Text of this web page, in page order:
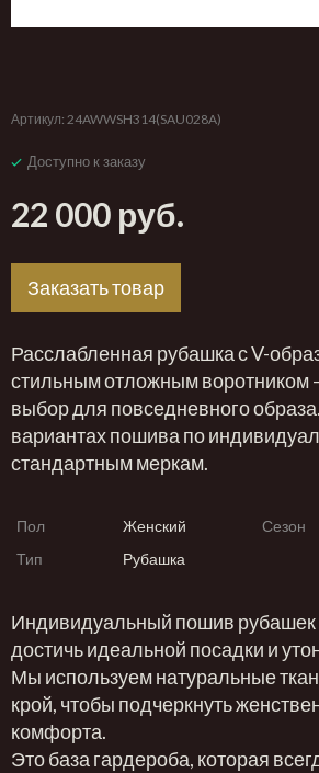
Артикул: 24AWWSH314(SAU028A)
Доступно к заказу
22 000 руб.
Заказать товар
Расслабленная рубашка с V-
стильным отложным воротником
выбор для повседневного
вариантах пошива по
стандартным меркам.
Пол Женский Сезон
Тип
Рубашка
Индивидуальный пошив рубашек
достичь идеальной посадки и
Мы используем натуральные
крой, чтобы подчеркнуть
комфорта.
Это база гардероба, которая